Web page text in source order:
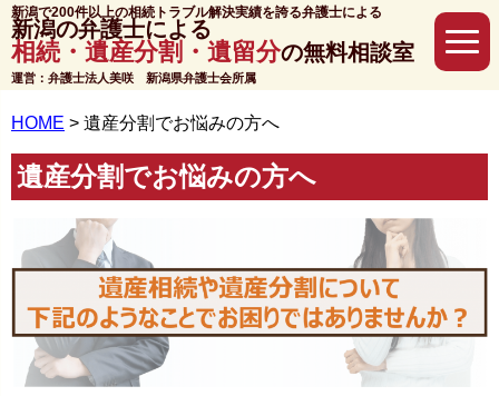
新潟で200件以上の相続トラブル解決実績を誇る弁護士による
新潟の弁護士による
相続・遺産分割・遺留分の無料相談室
運営：弁護士法人美咲 新潟県弁護士会所属
HOME > 遺産分割でお悩みの方へ
遺産分割でお悩みの方へ